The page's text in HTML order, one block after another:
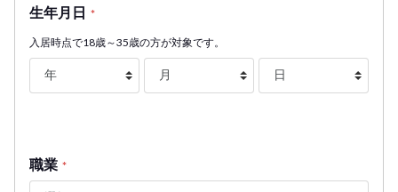
生年月日 *
入居時点で18歳～35歳の方が対象です。
職業 *